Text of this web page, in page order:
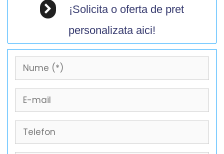
¡Solicita o oferta de pret
personalizata aici!